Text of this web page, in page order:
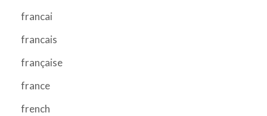
francai
francais
française
france
french